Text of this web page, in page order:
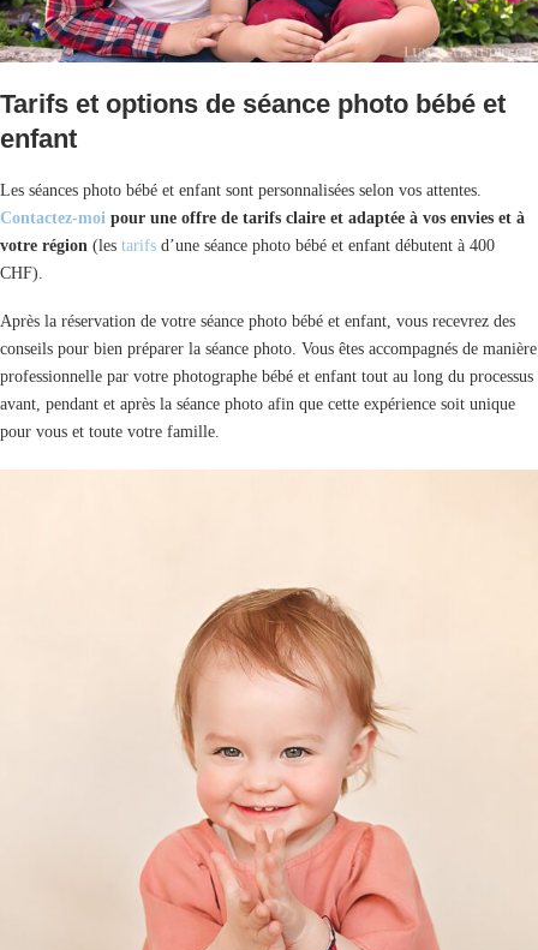
Tarifs et options de séance photo bébé et
enfant
Les séances photo bébé et enfant sont personnalisées selon vos attentes.
Contactez-moi pour une offre de tarifs claire et adaptée à vos envies et à
votre région (les tarifs d’une séance photo bébé et enfant débutent à 400
CHF).
Après la réservation de votre séance photo bébé et enfant, vous recevrez des
conseils pour bien préparer la séance photo. Vous êtes accompagnés de manière
professionnelle par votre photographe bébé et enfant tout au long du processus
avant, pendant et après la séance photo afin que cette expérience soit unique
pour vous et toute votre famille.